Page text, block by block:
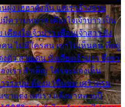
ฝูง เฮฮาดังลั่น แต่เราล้างจาน
ความหมาย เคียงใจเจ้าบ่าว เป็น
ยงใจเจ้าบ่าว เพื่อนเจ้าสาว ยัง
น ไม่มีใครสน เขาไม่เห็นคน ที่อยู่
ตัว สวยเด่น นั่งเคียงเจ้าบ่าว ที่เขา
งเรา ลำเค็ญ ใครจะมองเห็น
วระบม ต้องมาขื่นขม เศร้าตรม
าแต่ง แต่เรา แล้งมาหลายปี